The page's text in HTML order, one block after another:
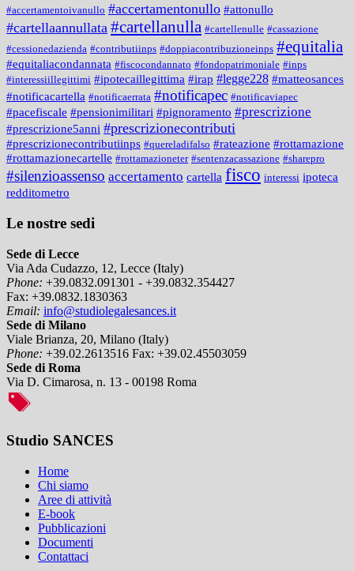
#accertamentoivanullo #accertamentonullo #attonullo
#cartellaannullata #cartellanulla #cartellenulle #cassazione
#cessionedazienda #contributiinps #doppiacontribuzioneinps #equitalia
#equitaliacondannata #fiscocondannato #fondopatrimoniale #inps
#interessiillegittimi #ipotecaillegittima #irap #legge228 #matteosances
#notificacartella #notificaerrata #notificapec #notificaviapec
#pacefiscale #pensionimilitari #pignoramento #prescrizione
#prescrizione5anni #prescrizionecontributi
#prescrizionecontributiinps #quereladifalso #rateazione #rottamazione
#rottamazionecartelle #rottamazioneter #sentenzacassazione #sharepro
#silenzioassenso accertamento cartella fisco interessi ipoteca
redditometro
Le nostre sedi
Sede di Lecce
Via Ada Cudazzo, 12, Lecce (Italy)
Phone: +39.0832.091301 - +39.0832.354427
Fax: +39.0832.1830363
Email: info@studiolegalesances.it
Sede di Milano
Viale Brianza, 20, Milano (Italy)
Phone: +39.02.2613516 Fax: +39.02.45503059
Sede di Roma
Via D. Cimarosa, n. 13 - 00198 Roma
Studio SANCES
Home
Chi siamo
Aree di attività
E-book
Pubblicazioni
Documenti
Contattaci